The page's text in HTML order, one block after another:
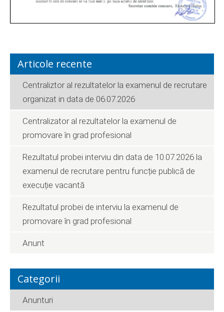
Articole recente
Centraliztor al rezultatelor la examenul de recrutare
organizat in data de 06.07.2026
Centralizator al rezultatelor la examenul de
promovare în grad profesional
Rezultatul probei interviu din data de 10.07.2026 la
examenul de recrutare pentru funcție publică de
execuție vacantă
Rezultatul probei de interviu la examenul de
promovare în grad profesional
Anunt
Categorii
Anunturi